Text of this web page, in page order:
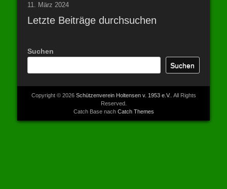
11. März 2024
Letzte Beiträge durchsuchen
Suchen
Suchen
Copyright © 2026 Schützenverein Holtensen v. 1953 e.V. . All Rights
Reserved.
Catch Base nach Catch Themes